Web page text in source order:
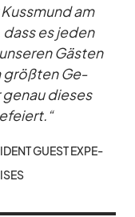
am
es je­den
Gäs­ten
größ­ten Ge­
die­ses
GUEST EX­PE­